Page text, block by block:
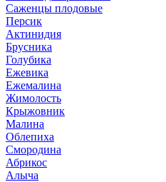
Саженцы плодовые
Персик
Актинидия
Брусника
Голубика
Ежевика
Ежемалина
Жимолость
Крыжовник
Малина
Облепиха
Смородина
Абрикос
Алыча